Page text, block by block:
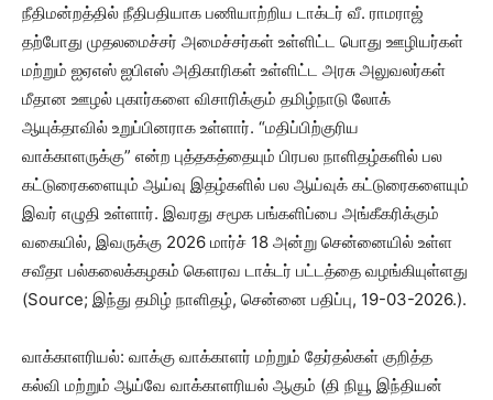
நீதிமன்றத்தில் நீதிபதியாக பணியாற்றிய டாக்டர் வீ. ராமராஜ்
தற்போது முதலமைச்சர் அமைச்சர்கள் உள்ளிட்ட பொது ஊழியர்கள்
மற்றும் ஐஏஎஸ் ஐபிஎஸ் அதிகாரிகள் உள்ளிட்ட அரசு அலுவலர்கள்
மீதான ஊழல் புகார்களை விசாரிக்கும் தமிழ்நாடு லோக்
ஆயுக்தாவில் உறுப்பினராக உள்ளார். “மதிப்பிற்குரிய
வாக்காளருக்கு” என்ற புத்தகத்தையும் பிரபல நாளிதழ்களில் பல
கட்டுரைகளையும் ஆய்வு இதழ்களில் பல ஆய்வுக் கட்டுரைகளையும்
இவர் எழுதி உள்ளார். இவரது சமூக பங்களிப்பை அங்கீகரிக்கும்
வகையில், இவருக்கு 2026 மார்ச் 18 அன்று சென்னையில் உள்ள
சவீதா பல்கலைக்கழகம் கௌரவ டாக்டர் பட்டத்தை வழங்கியுள்ளது
(Source; இந்து தமிழ் நாளிதழ், சென்னை பதிப்பு, 19-03-2026.).
வாக்காளரியல்: வாக்கு வாக்காளர் மற்றும் தேர்தல்கள் குறித்த
கல்வி மற்றும் ஆய்வே வாக்காளரியல் ஆகும் (தி நியூ இந்தியன்